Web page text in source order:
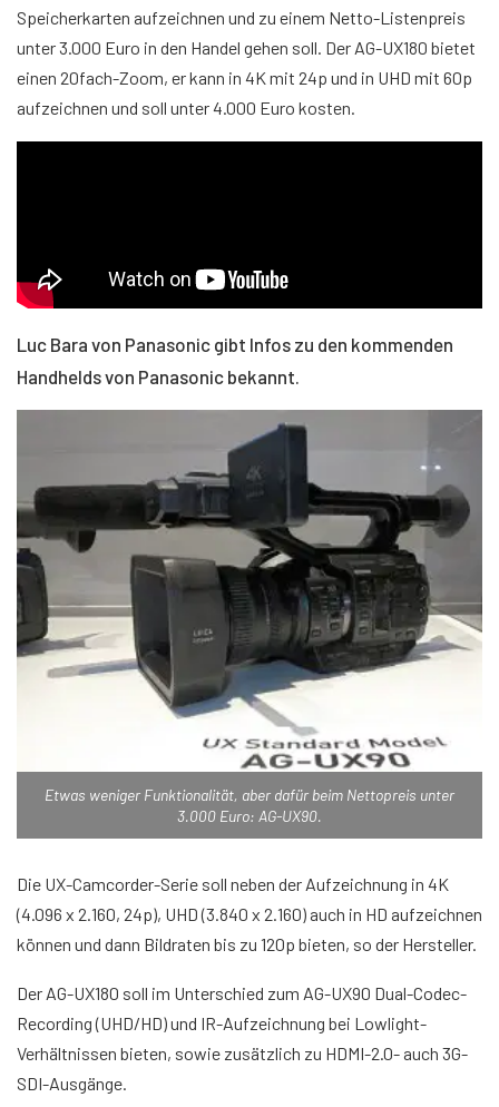
Speicherkarten aufzeichnen und zu einem Netto-Listenpreis
unter 3.000 Euro in den Handel gehen soll. Der AG-UX180 bietet
einen 20fach-Zoom, er kann in 4K mit 24p und in UHD mit 60p
aufzeichnen und soll unter 4.000 Euro kosten.
Luc Bara von Panasonic gibt Infos zu den kommenden
Handhelds von Panasonic bekannt.
Etwas weniger Funktionalität, aber dafür beim Nettopreis unter
3.000 Euro: AG-UX90.
Die UX-Camcorder-Serie soll neben der Aufzeichnung in 4K
(4.096 x 2.160, 24p), UHD (3.840 x 2.160) auch in HD aufzeichnen
können und dann Bildraten bis zu 120p bieten, so der Hersteller.
Der AG-UX180 soll im Unterschied zum AG-UX90 Dual-Codec-
Recording (UHD/HD) und IR-Aufzeichnung bei Lowlight-
Verhältnissen bieten, sowie zusätzlich zu HDMI-2.0- auch 3G-
SDI-Ausgänge.